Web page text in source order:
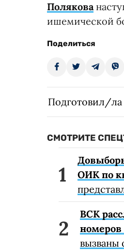
Полякова
ишемической
Поделиться
Подготовил/
СМОТРИТЕ
ОИК по
ВСК
номеров
вызваны